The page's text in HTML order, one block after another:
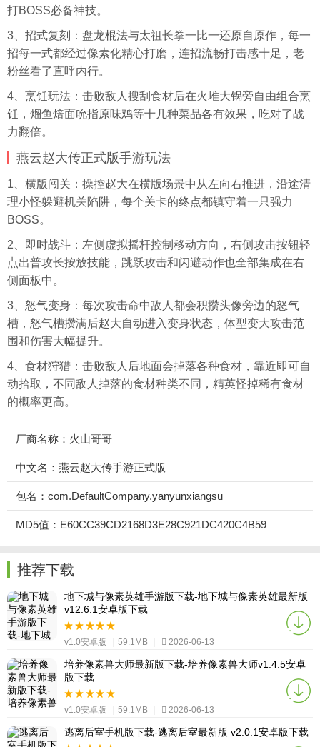
打BOSS必备神技。
3、招式复刻：盘龙棍法与太祖长拳一比一还原自原作，每一
招每一式都经过像素化精心打磨，连招流畅打击感十足，老
粉丝看了直呼内行。
4、烹饪玩法：击败敌人搜刮食材后在火堆大锅旁自由组合烹
饪，熘鱼焙面吮指原味鸡等十几种菜品各有效果，吃对了战
力翻倍。
燕云赵大传正式版手游玩法
1、横版闯关：操控赵大在横版场景中从左向右推进，沿途清
理小怪躲避机关陷阱，每个关卡的终点都镇守着一只强力
BOSS。
2、即时战斗：左侧虚拟摇杆控制移动方向，右侧攻击按钮轻
点出普攻长按放技能，跳跃攻击和闪避动作也全部集成在右
侧面板中。
3、怒气变身：每次攻击命中敌人都会积攒头像旁边的怒气
槽，怒气槽攒满后赵大自动进入变身状态，体型变大攻击范
围和伤害大幅提升。
4、食材狩猎：击败敌人后地面会掉落各种食材，靠近即可自
动拾取，不同敌人掉落的食材种类不同，精英怪掉稀有食材
的概率更高。
厂商名称：火山哥哥
中文名：燕云赵大传手游正式版
包名：com.DefaultCompany.yanyunxiangsu
MD5值：E60CC39CD2168D3E28C921DC420C4B59
推荐下载
地下城与像素英雄手游版下载-地下城与像素英雄最新版
v12.6.1安卓版下载
v1.0安卓版 59.1MB 2026-06-13
培养像素兽大师最新版下载-培养像素兽大师v1.4.5安卓
版下载
v1.0安卓版 59.1MB 2026-06-13
逃离后室手机版下载-逃离后室最新版 v2.0.1安卓版下载